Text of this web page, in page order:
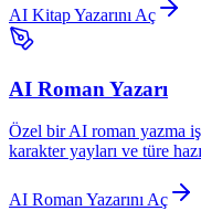
AI Kitap Yazarını Aç
AI Roman Yazarı
Özel bir AI roman yazma iş
karakter yayları ve türe
AI Roman Yazarını Aç